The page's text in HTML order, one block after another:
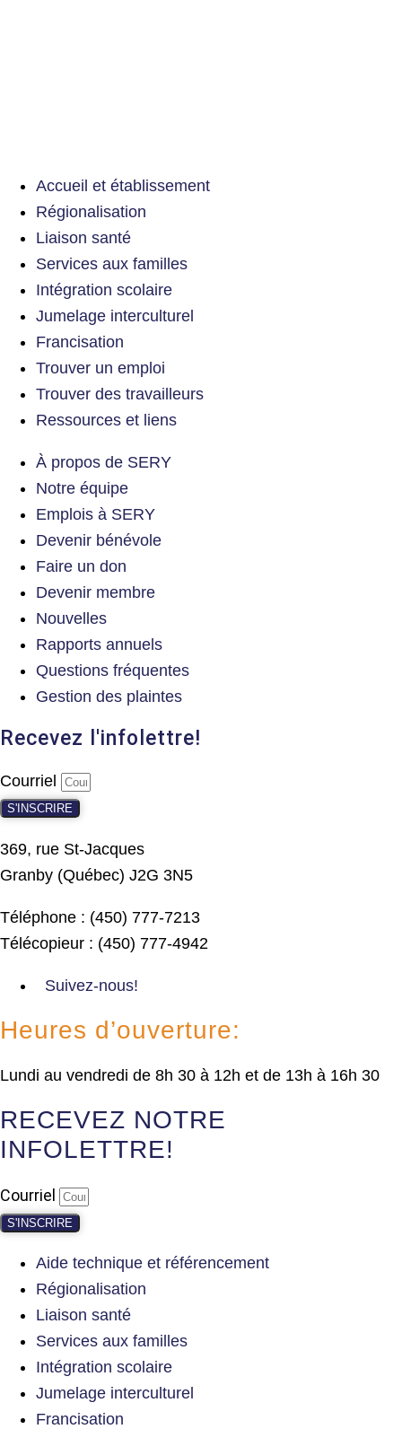
Accueil et établissement
Régionalisation
Liaison santé
Services aux familles
Intégration scolaire
Jumelage interculturel
Francisation
Trouver un emploi
Trouver des travailleurs
Ressources et liens
À propos de SERY
Notre équipe
Emplois à SERY
Devenir bénévole
Faire un don
Devenir membre
Nouvelles
Rapports annuels
Questions fréquentes
Gestion des plaintes
Recevez l'infolettre!
Courriel
S'INSCRIRE
369, rue St-Jacques
Granby (Québec) J2G 3N5
Téléphone : (450) 777-7213
Télécopieur : (450) 777-4942
Suivez-nous!
Heures d’ouverture:
Lundi au vendredi de 8h 30 à 12h et de 13h à 16h 30
RECEVEZ NOTRE
INFOLETTRE!
Courriel
S'INSCRIRE
Aide technique et référencement
Régionalisation
Liaison santé
Services aux familles
Intégration scolaire
Jumelage interculturel
Francisation